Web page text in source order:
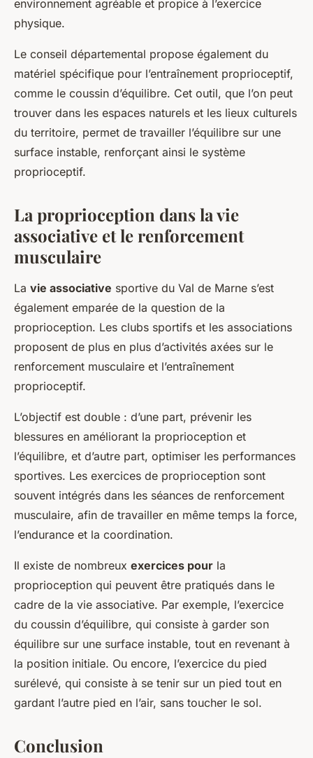
environnement agréable et propice à l’exercice
physique.
Le conseil départemental propose également du
matériel spécifique pour l’entraînement proprioceptif,
comme le coussin d’équilibre. Cet outil, que l’on peut
trouver dans les espaces naturels et les lieux culturels
du territoire, permet de travailler l’équilibre sur une
surface instable, renforçant ainsi le système
proprioceptif.
La proprioception dans la vie
associative et le renforcement
musculaire
La vie associative sportive du Val de Marne s’est
également emparée de la question de la
proprioception. Les clubs sportifs et les associations
proposent de plus en plus d’activités axées sur le
renforcement musculaire et l’entraînement
proprioceptif.
L’objectif est double : d’une part, prévenir les
blessures en améliorant la proprioception et
l’équilibre, et d’autre part, optimiser les performances
sportives. Les exercices de proprioception sont
souvent intégrés dans les séances de renforcement
musculaire, afin de travailler en même temps la force,
l’endurance et la coordination.
Il existe de nombreux exercices pour la
proprioception qui peuvent être pratiqués dans le
cadre de la vie associative. Par exemple, l’exercice
du coussin d’équilibre, qui consiste à garder son
équilibre sur une surface instable, tout en revenant à
la position initiale. Ou encore, l’exercice du pied
surélevé, qui consiste à se tenir sur un pied tout en
gardant l’autre pied en l’air, sans toucher le sol.
Conclusion